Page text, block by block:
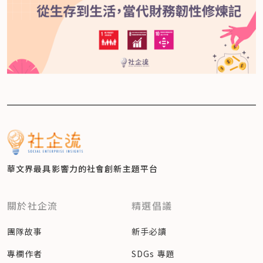
華文界最具影響力的社會創新主題平台
關於社企流
團隊故事
專欄作者
精選倡議
新手必讀
SDGs 專題